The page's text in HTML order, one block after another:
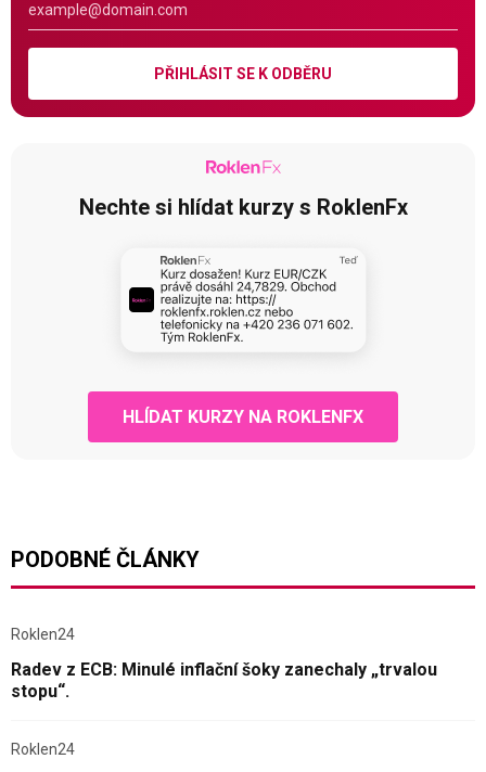
PŘIHLÁSIT SE K ODBĚRU
Nechte si hlídat kurzy s RoklenFx
HLÍDAT KURZY NA ROKLENFX
PODOBNÉ ČLÁNKY
Roklen24
Radev z ECB: Minulé inflační šoky zanechaly „trvalou
stopu“.
Roklen24